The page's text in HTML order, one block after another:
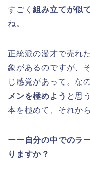
すごく組み立てが似
ね。
正統派の漫才で売れ
象があるのですが、
じ感覚があって。な
メンを極めよう と思
本を極めて、それか
ーー自分の中でのラ
りますか？